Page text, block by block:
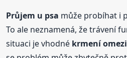
Průjem u psa může probíhat i
To ale neznamená, že trávení
situaci je vhodné krmení